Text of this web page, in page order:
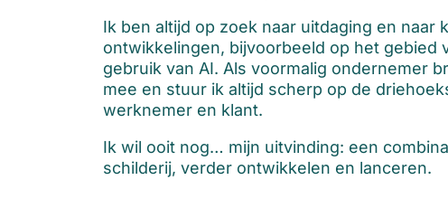
Ik ben altijd op zoek naar uitdaging en naar
ontwikkelingen, bijvoorbeeld op het gebied
gebruik van AI. Als voormalig ondernemer
mee en stuur ik altijd scherp op de
werknemer en klant.
Ik wil ooit nog… mijn uitvinding: een
schilderij, verder ontwikkelen en lanceren.